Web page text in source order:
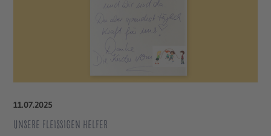
11.07.2025
Unsere fleißigen Helfer